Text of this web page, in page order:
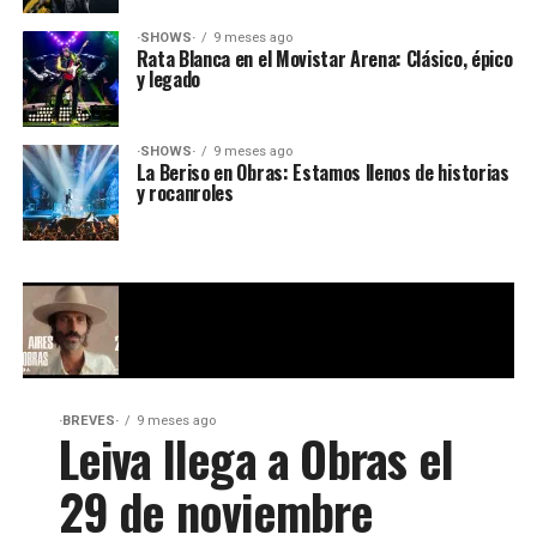
·SHOWS· 9 meses ago
Rata Blanca en el Movistar Arena: Clásico, épico
y legado
·SHOWS· 9 meses ago
La Beriso en Obras: Estamos llenos de historias
y rocanroles
·BREVES· 9 meses ago
Leiva llega a Obras el
29 de noviembre